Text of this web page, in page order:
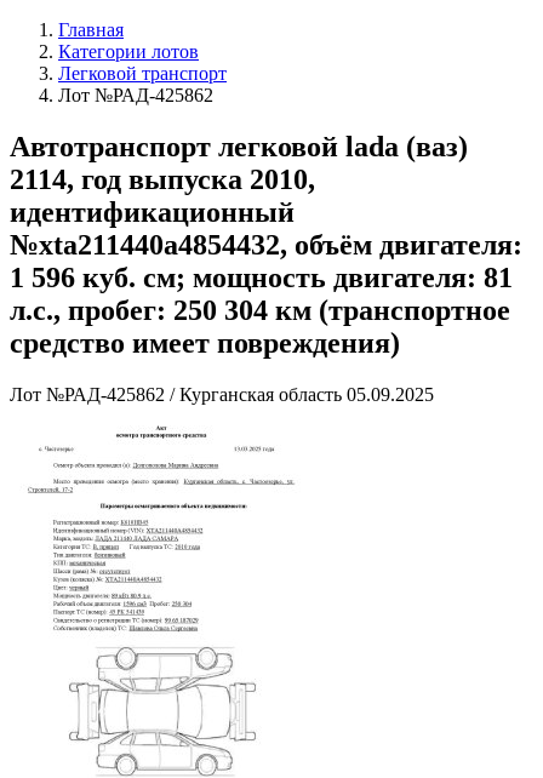
Главная
Категории лотов
Легковой транспорт
Лот №РАД-425862
Автотранспорт легковой lada (ваз)
2114, год выпуска 2010,
идентификационный
№xta211440a4854432, объём двигателя:
1 596 куб. см; мощность двигателя: 81
л.с., пробег: 250 304 км (транспортное
средство имеет повреждения)
Лот №РАД-425862 / Курганская область 05.09.2025